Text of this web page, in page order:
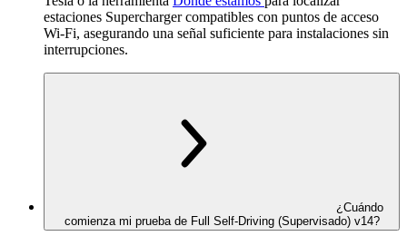
estaciones Supercharger compatibles con puntos de acceso
Wi-Fi, asegurando una señal suficiente para instalaciones sin
interrupciones.
¿Cuándo
comienza mi prueba de Full Self-Driving (Supervisado) v14?